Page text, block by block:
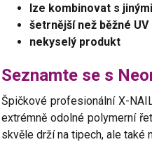
lze kombinovat s
šetrnější než běžné UV
nekyselý produkt
Seznamte se s
Špičkové profesionální X-
extrémně odolné polymerní
skvěle drží na tipech, ale také